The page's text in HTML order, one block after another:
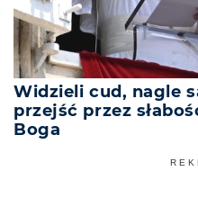
Widzieli cud, nagle
przejść przez
Boga